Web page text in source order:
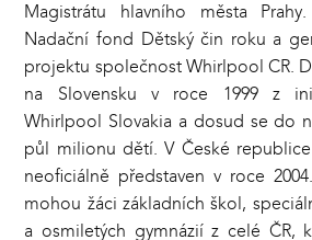
Magistrátu hlavního města
Nadační fond Dětský čin roku a
projektu společnost Whirlpool CR.
na Slovensku v roce 1999 z
Whirlpool Slovakia a dosud se do
půl milionu dětí. V České
neoficiálně představen v roce
mohou žáci základních škol,
a osmiletých gymnázií z celé ČR,